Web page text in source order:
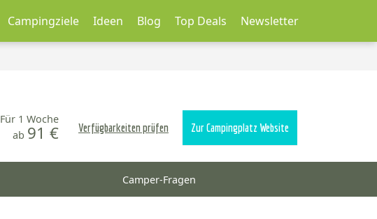
Campingziele Ideen Blog Top Deals Newsletter
Für 1 Woche
ab 91 € Verfügbarkeiten prüfen Zur Campingplatz Website
Camper-Fragen